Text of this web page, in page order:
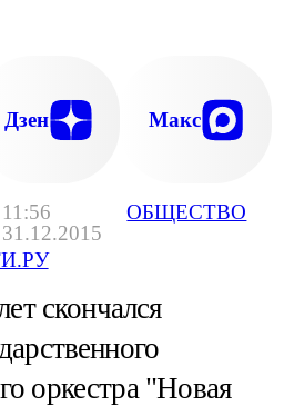
11:56
31.12.2015
ОБЩЕСТВО
Дзен Макс
скончался
оркестра "Новая